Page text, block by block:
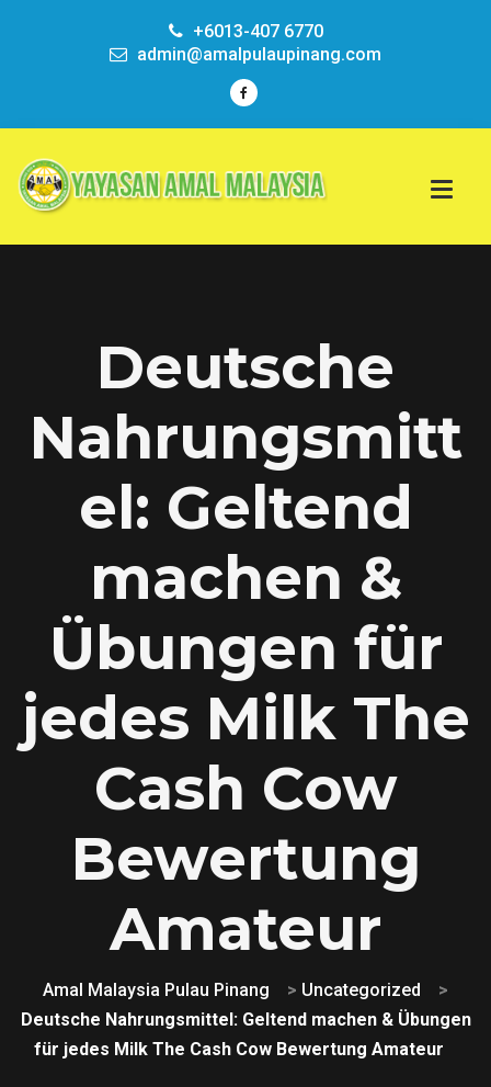
+6013-407 6770
admin@amalpulaupinang.com
Deutsche
Nahrungsmitt
el: Geltend
machen &
Übungen für
jedes Milk The
Cash Cow
Bewertung
Amateur
Amal Malaysia Pulau Pinang > Uncategorized
>
Deutsche Nahrungsmittel: Geltend machen & Übungen
für jedes Milk The Cash Cow Bewertung Amateur